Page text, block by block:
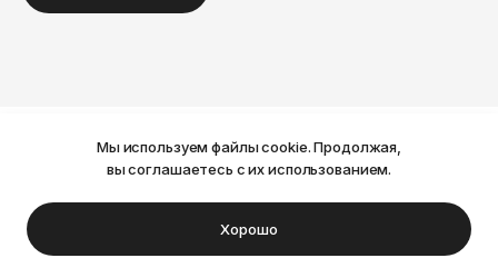
Каталог
Мужское(1713)
Женское
Ваш город Пермь?
Мы используем файлы cookie. Продолжая,
вы соглашаетесь с их использованием.
Хорошо